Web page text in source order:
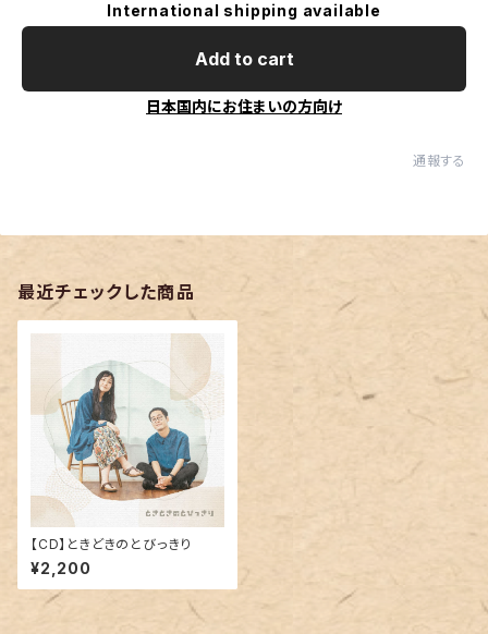
International shipping available
Add to cart
日本国内にお住まいの方向け
通報する
最近チェックした商品
【CD】ときどきのとびっきり
¥2,200